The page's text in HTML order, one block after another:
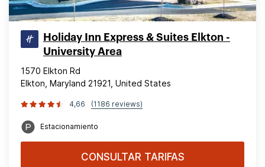
Holiday Inn Express & Suites Elkton -
University Area
1570 Elkton Rd
Elkton, Maryland 21921, United States
4,66 (1186 reviews)
Estacionamiento
CONSULTAR TARIFAS